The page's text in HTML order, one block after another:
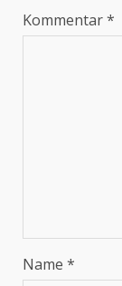
Kommentar*
Name *